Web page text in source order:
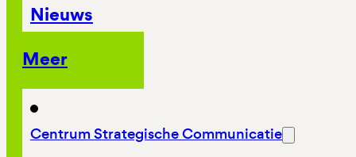
Nieuws
Meer
Centrum Strategische Communicatie